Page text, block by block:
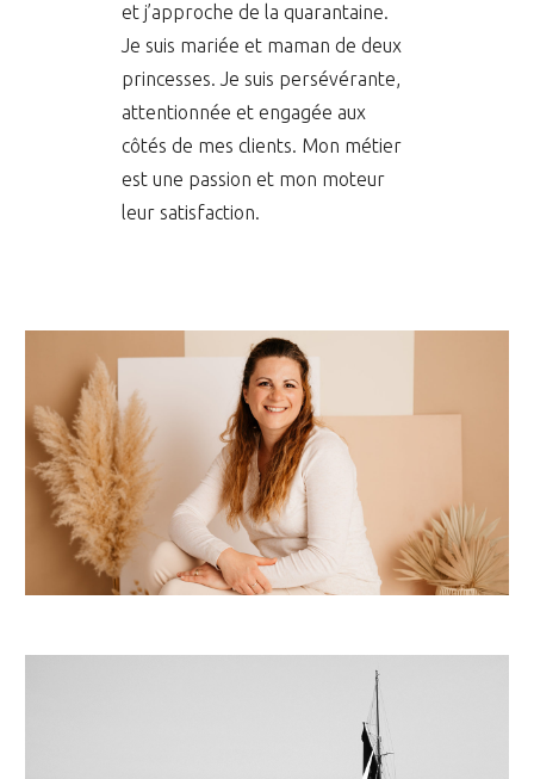
et j’approche de la quarantaine.
Je suis mariée et maman de deux
princesses. Je suis persévérante,
attentionnée et engagée aux
côtés de mes clients. Mon métier
est une passion et mon moteur
leur satisfaction.